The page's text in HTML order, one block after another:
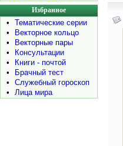
Избранное
•
Тематические серии
•
Векторное кольцо
•
Векторные пары
•
Консультации
•
Книги - почтой
•
Брачный тест
•
Служебный гороскоп
•
Лица мира